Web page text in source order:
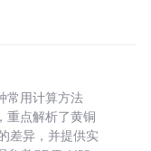
常用计算方法
重点解析了黄铜
差异，并提供实